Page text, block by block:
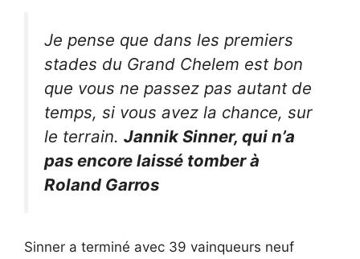
Je pense que dans les premiers
stades du Grand Chelem est bon
que vous ne passez pas autant de
temps, si vous avez la chance, sur
le terrain. Jannik Sinner, qui n’a
pas encore laissé tomber à
Roland Garros
Sinner a terminé avec 39 vainqueurs neuf